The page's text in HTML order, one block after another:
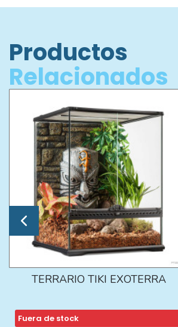
Productos
Relacionados
TERRARIO TIKI EXOTERRA
Fuera de stock